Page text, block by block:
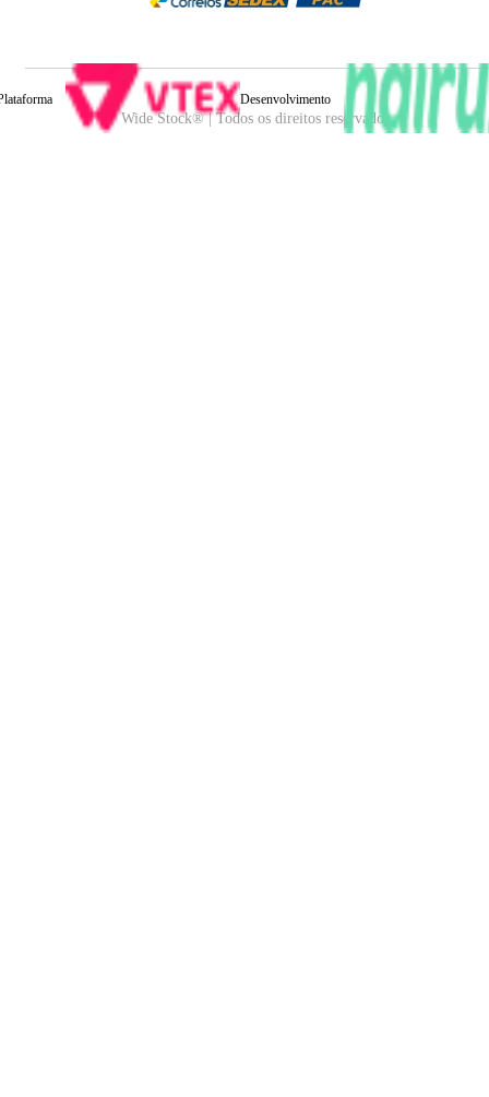
Wide Stock® | Todos os direitos reservados.
Desenvolvimento